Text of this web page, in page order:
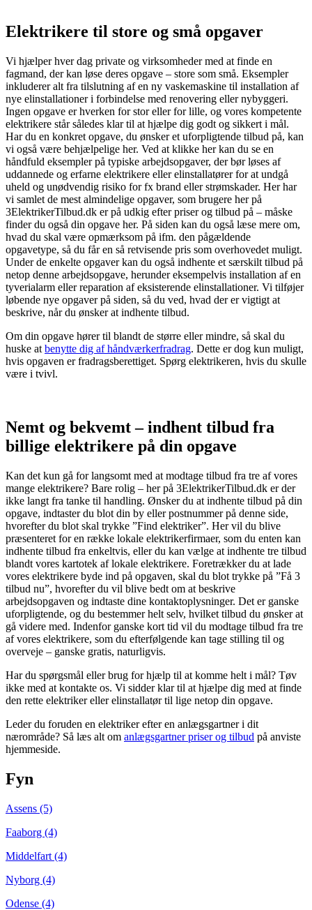
Elektrikere til store og små opgaver
Vi hjælper hver dag private og virksomheder med at finde en
fagmand, der kan løse deres opgave – store som små. Eksempler
inkluderer alt fra tilslutning af en ny vaskemaskine til installation af
nye elinstallationer i forbindelse med renovering eller nybyggeri.
Ingen opgave er hverken for stor eller for lille, og vores kompetente
elektrikere står således klar til at hjælpe dig godt og sikkert i mål.
Har du en konkret opgave, du ønsker et uforpligtende tilbud på, kan
vi også være behjælpelige her. Ved at klikke her kan du se en
håndfuld eksempler på typiske arbejdsopgaver, der bør løses af
uddannede og erfarne elektrikere eller elinstallatører for at undgå
uheld og unødvendig risiko for fx brand eller strømskader. Her har
vi samlet de mest almindelige opgaver, som brugere her på
3ElektrikerTilbud.dk er på udkig efter priser og tilbud på – måske
finder du også din opgave her. På siden kan du også læse mere om,
hvad du skal være opmærksom på ifm. den pågældende
opgavetype, så du får en så retvisende pris som overhovedet muligt.
Under de enkelte opgaver kan du også indhente et særskilt tilbud på
netop denne arbejdsopgave, herunder eksempelvis installation af en
tyverialarm eller reparation af eksisterende elinstallationer. Vi tilføjer
løbende nye opgaver på siden, så du ved, hvad der er vigtigt at
beskrive, når du ønsker at indhente tilbud.
Om din opgave hører til blandt de større eller mindre, så skal du
huske at benytte dig af håndværkerfradrag. Dette er dog kun muligt,
hvis opgaven er fradragsberettiget. Spørg elektrikeren, hvis du skulle
være i tvivl.
Nemt og bekvemt – indhent tilbud fra
billige elektrikere på din opgave
Kan det kun gå for langsomt med at modtage tilbud fra tre af vores
mange elektrikere? Bare rolig – her på 3ElektrikerTilbud.dk er der
ikke langt fra tanke til handling. Ønsker du at indhente tilbud på din
opgave, indtaster du blot din by eller postnummer på denne side,
hvorefter du blot skal trykke ”Find elektriker”. Her vil du blive
præsenteret for en række lokale elektrikerfirmaer, som du enten kan
indhente tilbud fra enkeltvis, eller du kan vælge at indhente tre tilbud
blandt vores kartotek af lokale elektrikere. Foretrækker du at lade
vores elektrikere byde ind på opgaven, skal du blot trykke på ”Få 3
tilbud nu”, hvorefter du vil blive bedt om at beskrive
arbejdsopgaven og indtaste dine kontaktoplysninger. Det er ganske
uforpligtende, og du bestemmer helt selv, hvilket tilbud du ønsker at
gå videre med. Indenfor ganske kort tid vil du modtage tilbud fra tre
af vores elektrikere, som du efterfølgende kan tage stilling til og
overveje – ganske gratis, naturligvis.
Har du spørgsmål eller brug for hjælp til at komme helt i mål? Tøv
ikke med at kontakte os. Vi sidder klar til at hjælpe dig med at finde
den rette elektriker eller elinstallatør til lige netop din opgave.
Leder du foruden en elektriker efter en anlægsgartner i dit
nærområde? Så læs alt om anlægsgartner priser og tilbud på anviste
hjemmeside.
Fyn
Assens (5)
Faaborg (4)
Middelfart (4)
Nyborg (4)
Odense (4)